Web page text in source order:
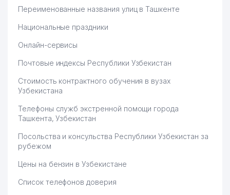
Переименованные названия улиц в Ташкенте
Национальные праздники
Онлайн-сервисы
Почтовые индексы Республики Узбекистан
Стоимость контрактного обучения в вузах
Узбекистана
Телефоны служб экстренной помощи города
Ташкента, Узбекистан
Посольства и консульства Республики Узбекистан за
рубежом
Цены на бензин в Узбекистане
Список телефонов доверия